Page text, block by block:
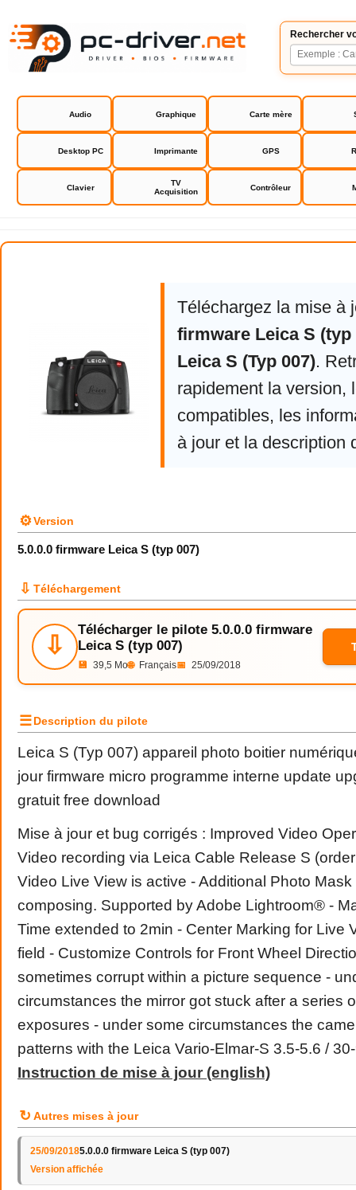
Rechercher
Audio Graphique Carte mère
Desktop PC Imprimante GPS
Clavier
TV
Acquisition
Contrôleur
Leica S (Typ 007)
Téléchargez la mise à
firmware Leica S (typ
Leica S (Typ 007).
rapidement la version,
compatibles, les
à jour et la description
⚙Version
5.0.0.0 firmware Leica S (typ 007)
⇩ Téléchargement
⇩
Télécharger le pilote 5.0.0.0 firmware
Leica S (typ 007)
💾 39,5 Mo🌐 Français📅 25/09/2018
☰Description du pilote
Leica S (Typ 007) appareil photo boitier
jour firmware micro programme interne update
gratuit free download
Mise à jour et bug corrigés : Improved Video
Video recording via Leica Cable Release S
Video Live View is active - Additional Photo Mask
composing. Supported by Adobe Lightroom® -
Time extended to 2min - Center Marking for Live
field - Customize Controls for Front Wheel
sometimes corrupt within a picture sequence -
circumstances the mirror got stuck after a series
exposures - under some circumstances the
patterns with the Leica Vario-Elmar-S 3.5-5.6 /
Instruction de mise à jour (english)
↻ Autres mises à jour
25/09/20185.0.0.0 firmware Leica S (typ 007)
Version affichée